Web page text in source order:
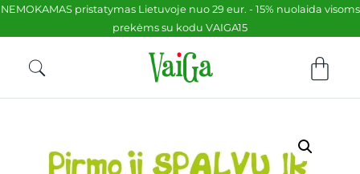
NEMOKAMAS pristatymas Lietuvoje nuo 29 eur. - 15% nuolaida visoms
prekėms su kodu VAIGA15